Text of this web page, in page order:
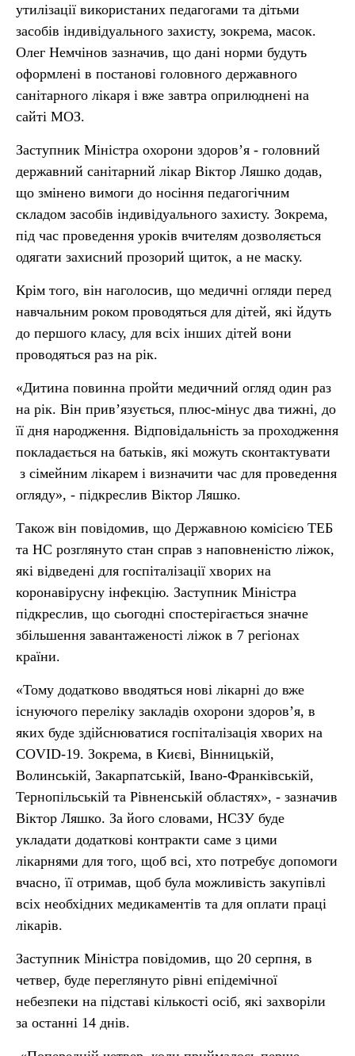
утилізації використаних педагогами та дітьми
засобів індивідуального захисту, зокрема, масок.
Олег Немчінов зазначив, що дані норми будуть
оформлені в постанові головного державного
санітарного лікаря і вже завтра оприлюднені на
сайті МОЗ.
Заступник Міністра охорони здоров’я - головний
державний санітарний лікар Віктор Ляшко додав,
що змінено вимоги до носіння педагогічним
складом засобів індивідуального захисту. Зокрема,
під час проведення уроків вчителям дозволяється
одягати захисний прозорий щиток, а не маску.
Крім того, він наголосив, що медичні огляди перед
навчальним роком проводяться для дітей, які йдуть
до першого класу, для всіх інших дітей вони
проводяться раз на рік.
«Дитина повинна пройти медичний огляд один раз
на рік. Він прив’язується, плюс-мінус два тижні, до
її дня народження. Відповідальність за проходження
покладається на батьків, які можуть сконтактувати
з сімейним лікарем і визначити час для проведення
огляду», - підкреслив Віктор Ляшко.
Також він повідомив, що Державною комісією ТЕБ
та НС розглянуто стан справ з наповненістю ліжок,
які відведені для госпіталізації хворих на
коронавірусну інфекцію. Заступник Міністра
підкреслив, що сьогодні спостерігається значне
збільшення завантаженості ліжок в 7 регіонах
країни.
«Тому додатково вводяться нові лікарні до вже
існуючого переліку закладів охорони здоров’я, в
яких буде здійснюватися госпіталізація хворих на
COVID-19. Зокрема, в Києві, Вінницькій,
Волинській, Закарпатській, Івано-Франківській,
Тернопільській та Рівненській областях», - зазначив
Віктор Ляшко. За його словами, НСЗУ буде
укладати додаткові контракти саме з цими
лікарнями для того, щоб всі, хто потребує допомоги
вчасно, її отримав, щоб була можливість закупівлі
всіх необхідних медикаментів та для оплати праці
лікарів.
Заступник Міністра повідомив, що 20 серпня, в
четвер, буде переглянуто рівні епідемічної
небезпеки на підставі кількості осіб, які захворіли
за останні 14 днів.